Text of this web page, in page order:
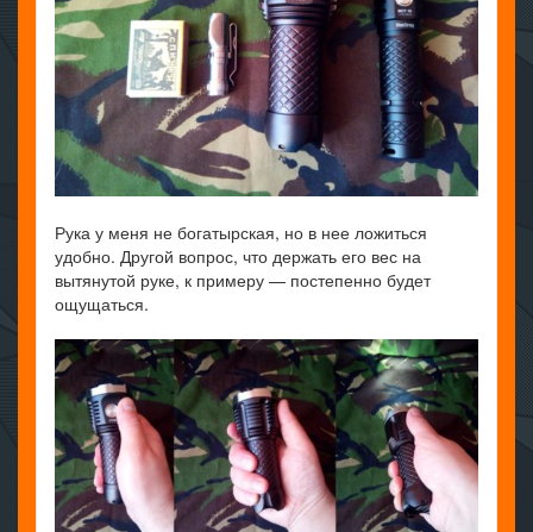
Рука у меня не богатырская, но в нее ложиться
удобно. Другой вопрос, что держать его вес на
вытянутой руке, к примеру — постепенно будет
ощущаться.